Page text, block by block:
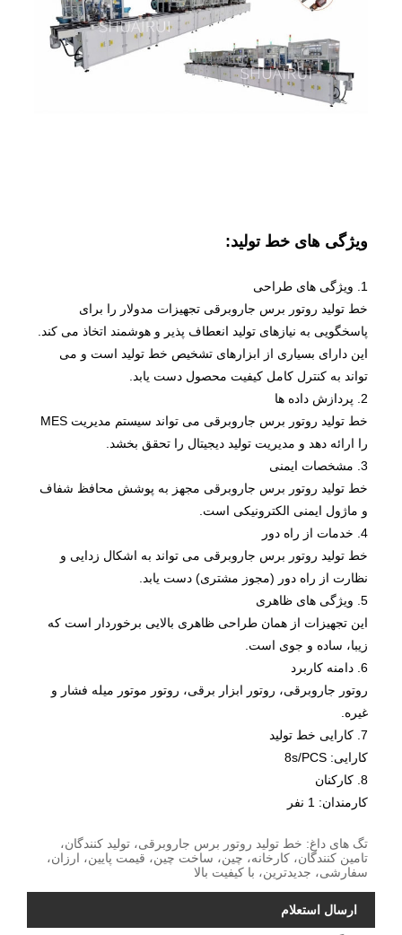
ویژگی های خط تولید:
1. ویژگی های طراحی
خط تولید روتور برس جاروبرقی تجهیزات مدولار را برای
پاسخگویی به نیازهای تولید انعطاف پذیر و هوشمند اتخاذ می کند.
این دارای بسیاری از ابزارهای تشخیص خط تولید است و می
تواند به کنترل کامل کیفیت محصول دست یابد.
2. پردازش داده ها
خط تولید روتور برس جاروبرقی می تواند سیستم مدیریت MES
را ارائه دهد و مدیریت تولید دیجیتال را تحقق بخشد.
3. مشخصات ایمنی
خط تولید روتور برس جاروبرقی مجهز به پوشش محافظ شفاف
و ماژول ایمنی الکترونیکی است.
4. خدمات از راه دور
خط تولید روتور برس جاروبرقی می تواند به اشکال زدایی و
نظارت از راه دور (مجوز مشتری) دست یابد.
5. ویژگی های ظاهری
این تجهیزات از همان طراحی ظاهری بالایی برخوردار است که
زیبا، ساده و جوی است.
6. دامنه کاربرد
روتور جاروبرقی، روتور ابزار برقی، روتور موتور میله فشار و
غیره.
7. کارایی خط تولید
کارایی: 8s/PCS
8. کارکنان
کارمندان: 1 نفر
تگ های داغ: خط تولید روتور برس جاروبرقی، تولید کنندگان،
تامین کنندگان، کارخانه، چین، ساخت چین، قیمت پایین، ارزان،
سفارشی، جدیدترین، با کیفیت بالا
ارسال استعلام